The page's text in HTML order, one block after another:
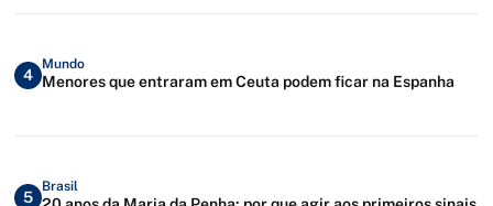
4
Mundo
Menores que entraram em Ceuta podem ficar na Espanha
5
Brasil